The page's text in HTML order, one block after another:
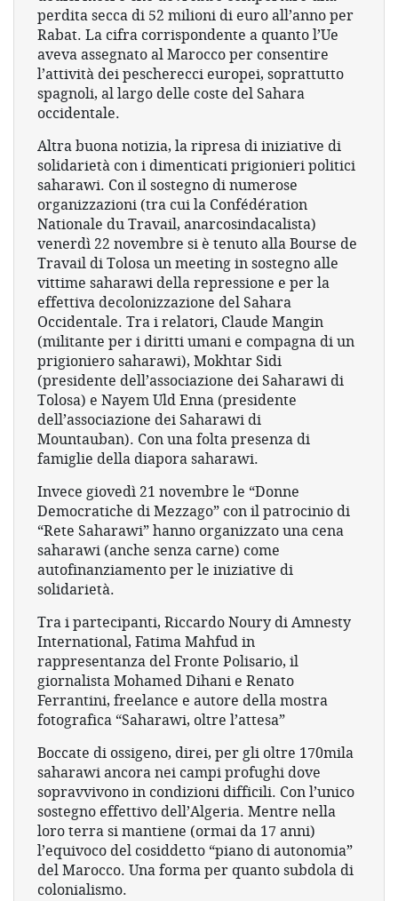
perdita secca di 52 milioni di euro all’anno per
Rabat. La cifra corrispondente a quanto l’Ue
aveva assegnato al Marocco per consentire
l’attività dei pescherecci europei, soprattutto
spagnoli, al largo delle coste del Sahara
occidentale.
Altra buona notizia, la ripresa di iniziative di
solidarietà con i dimenticati prigionieri politici
saharawi. Con il sostegno di numerose
organizzazioni (tra cui la Confédération
Nationale du Travail, anarcosindacalista)
venerdì 22 novembre si è tenuto alla Bourse de
Travail di Tolosa un meeting in sostegno alle
vittime saharawi della repressione e per la
effettiva decolonizzazione del Sahara
Occidentale. Tra i relatori, Claude Mangin
(militante per i diritti umani e compagna di un
prigioniero saharawi), Mokhtar Sidi
(presidente dell’associazione dei Saharawi di
Tolosa) e Nayem Uld Enna (presidente
dell’associazione dei Saharawi di
Mountauban). Con una folta presenza di
famiglie della diapora saharawi.
Invece giovedì 21 novembre le “Donne
Democratiche di Mezzago” con il patrocinio di
“Rete Saharawi” hanno organizzato una cena
saharawi (anche senza carne) come
autofinanziamento per le iniziative di
solidarietà.
Tra i partecipanti, Riccardo Noury di Amnesty
International, Fatima Mahfud in
rappresentanza del Fronte Polisario, il
giornalista Mohamed Dihani e Renato
Ferrantini, freelance e autore della mostra
fotografica “Saharawi, oltre l’attesa”
Boccate di ossigeno, direi, per gli oltre 170mila
saharawi ancora nei campi profughi dove
sopravvivono in condizioni difficili. Con l’unico
sostegno effettivo dell’Algeria. Mentre nella
loro terra si mantiene (ormai da 17 anni)
l’equivoco del cosiddetto “piano di autonomia”
del Marocco. Una forma per quanto subdola di
colonialismo.